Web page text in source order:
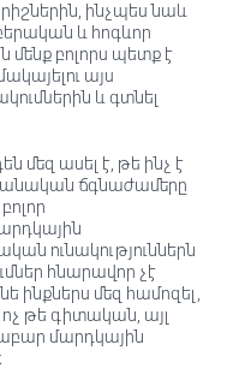
ինչպես նաև
և հոգևոր
բոլորս պետք է
այս
և գտնել
մեզ ասել է, թե ինչ է
ճգնաժամերը
ունակություններն
հնարավոր չէ
ինքներս մեզ համոզել,
ոչ թե գիտական, այլ
մարդկային